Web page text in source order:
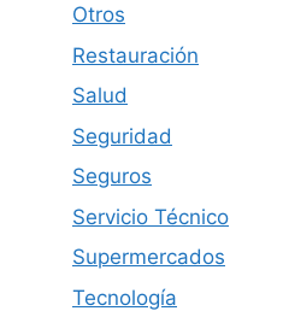
Otros
Restauración
Salud
Seguridad
Seguros
Servicio Técnico
Supermercados
Tecnología